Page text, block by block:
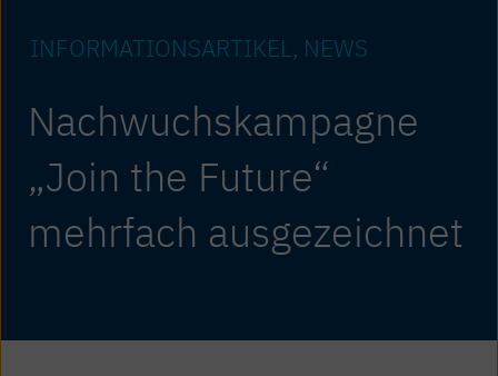
INFORMATIONS­ARTIKEL NEWS
Nachwuchskampagne
„Join the Future“
mehrfach ausgezeichnet